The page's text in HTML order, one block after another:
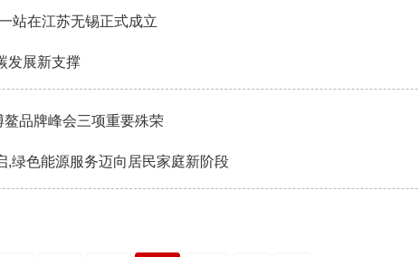
站在江苏无锡正式成立
发展新支撑
品牌峰会三项重要殊荣
,绿色能源服务迈向居民家庭新阶段